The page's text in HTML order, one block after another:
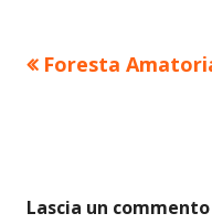
Navigazione
Precedente
Foresta
Lascia un commento